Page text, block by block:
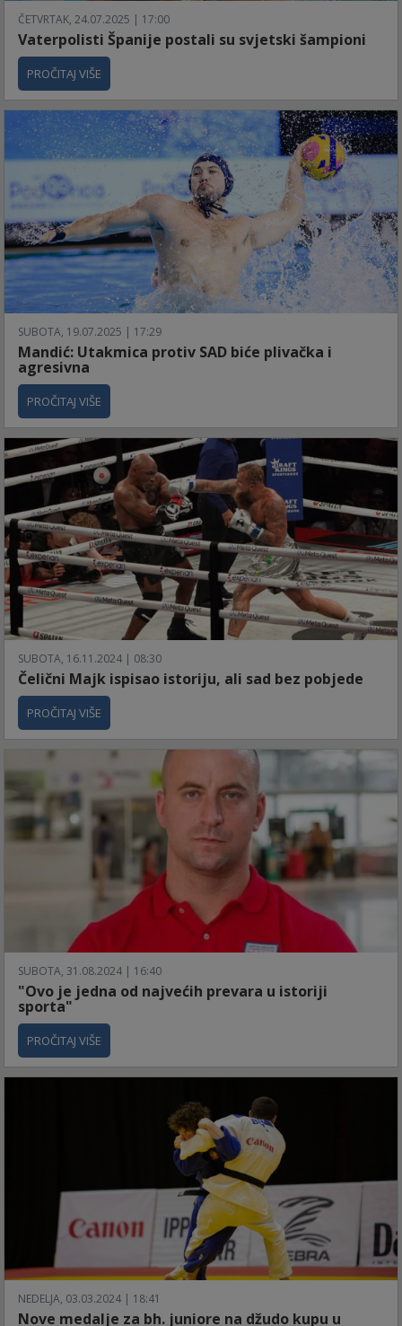
ČETVRTAK, 24.07.2025 | 17:00
Vaterpolisti Španije postali su svjetski šampioni
PROČITAJ VIŠE
SUBOTA, 19.07.2025 | 17:29
Mandić: Utakmica protiv SAD biće plivačka i
agresivna
PROČITAJ VIŠE
SUBOTA, 16.11.2024 | 08:30
Čelični Majk ispisao istoriju, ali sad bez pobjede
PROČITAJ VIŠE
SUBOTA, 31.08.2024 | 16:40
"Ovo je jedna od najvećih prevara u istoriji
sporta"
PROČITAJ VIŠE
NEDELJA, 03.03.2024 | 18:41
Nove medalje za bh. juniore na džudo kupu u